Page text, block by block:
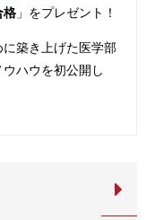
格 」をプレゼント！
築き上げた医学部
ハウを初公開し